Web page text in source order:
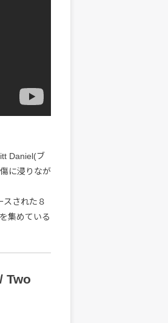
Daniel(ブ
に浸りなが
された８
集めている
Two